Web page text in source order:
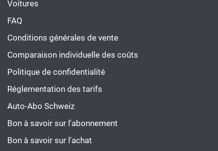
Voitures
FAQ
Conditions générales de vente
Comparaison individuelle des coûts
Politique de confidentialité
Réglementation des tarifs
Auto-Abo Schweiz
Bon à savoir sur l'abonnement
Bon à savoir sur l'achat